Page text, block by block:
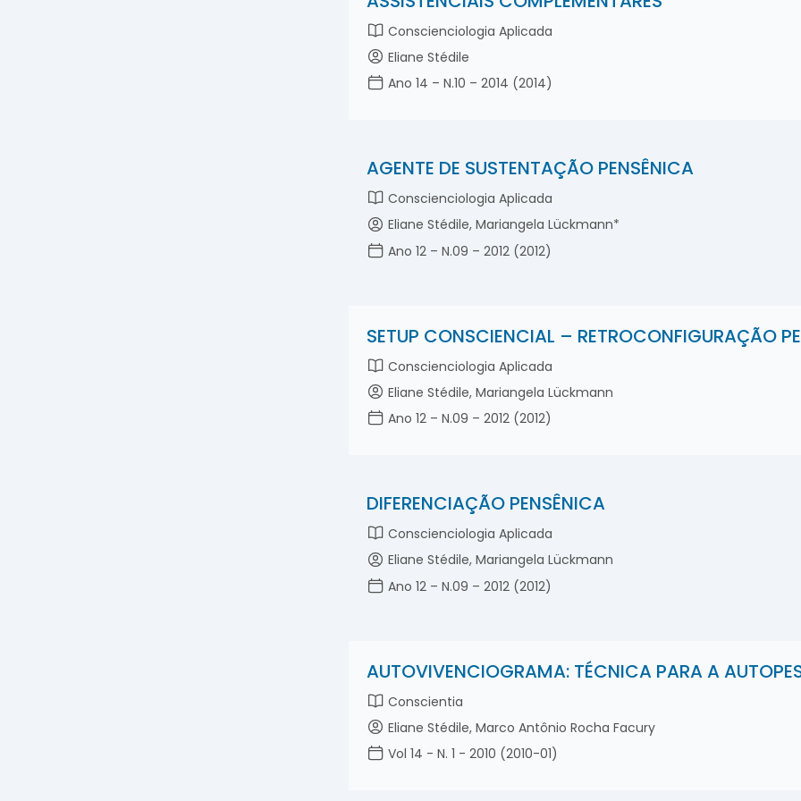
Conscienciologia Aplicada
Eliane Stédile
Ano 14 – N.10 – 2014 (2014)
AGENTE DE SUSTENTAÇÃO PENSÊNICA
Conscienciologia Aplicada
Eliane Stédile, Mariangela Lückmann*
Ano 12 – N.09 – 2012 (2012)
SETUP CONSCIENCIAL – RETROCONFIGURAÇÃO
Conscienciologia Aplicada
Eliane Stédile, Mariangela Lückmann
Ano 12 – N.09 – 2012 (2012)
DIFERENCIAÇÃO PENSÊNICA
Conscienciologia Aplicada
Eliane Stédile, Mariangela Lückmann
Ano 12 – N.09 – 2012 (2012)
AUTOVIVENCIOGRAMA: TÉCNICA PARA A
Conscientia
Eliane Stédile, Marco Antônio Rocha Facury
Vol 14 - N. 1 - 2010 (2010-01)